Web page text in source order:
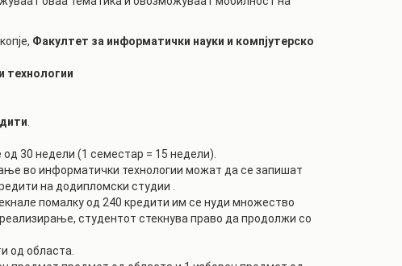
Факултет за информатички науки и компјутерско
технологии
30 недели (1 семестар = 15 недели).
во информатички технологии можат да се запишат
на додипломски студии .
помалку од 240 кредити им се нуди множество
студентот стекнува право да продолжи со
од областа.